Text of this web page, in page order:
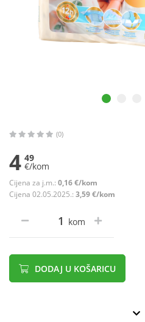
(0)
4 49
€/kom
Cijena za j.m.: 0,16 €/kom
Cijena 02.05.2025.: 3,59 €/kom
kom
DODAJ U KOŠARICU